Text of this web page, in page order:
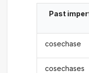
Past
cosechase
cosechases